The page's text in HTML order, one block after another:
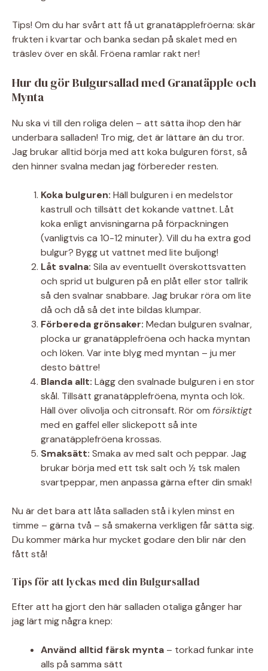
Tips! Om du har svårt att få ut granatäpplefröerna: skär
frukten i kvartar och banka sedan på skalet med en
träslev över en skål. Fröena ramlar rakt ner!
Hur du gör Bulgursallad med Granatäpple och
Mynta
Nu ska vi till den roliga delen – att sätta ihop den här
underbara salladen! Tro mig, det är lättare än du tror.
Jag brukar alltid börja med att koka bulguren först, så
den hinner svalna medan jag förbereder resten.
Koka bulguren: Häll bulguren i en medelstor
kastrull och tillsätt det kokande vattnet. Låt
koka enligt anvisningarna på förpackningen
(vanligtvis ca 10-12 minuter). Vill du ha extra god
bulgur? Bygg ut vattnet med lite buljong!
Låt svalna: Sila av eventuellt överskottsvatten
och sprid ut bulguren på en plåt eller stor tallrik
så den svalnar snabbare. Jag brukar röra om lite
då och då så det inte bildas klumpar.
Förbereda grönsaker: Medan bulguren svalnar,
plocka ur granatäpplefröena och hacka myntan
och löken. Var inte blyg med myntan – ju mer
desto bättre!
Blanda allt: Lägg den svalnade bulguren i en stor
skål. Tillsätt granatäpplefröena, mynta och lök.
Häll över olivolja och citronsaft. Rör om försiktigt
med en gaffel eller slickepott så inte
granatäpplefröena krossas.
Smaksätt: Smaka av med salt och peppar. Jag
brukar börja med ett tsk salt och ½ tsk malen
svartpeppar, men anpassa gärna efter din smak!
Nu är det bara att låta salladen stå i kylen minst en
timme – gärna två – så smakerna verkligen får sätta sig.
Du kommer märka hur mycket godare den blir när den
fått stå!
Tips för att lyckas med din Bulgursallad
Efter att ha gjort den här salladen otaliga gånger har
jag lärt mig några knep:
Använd alltid färsk mynta – torkad funkar inte
alls på samma sätt